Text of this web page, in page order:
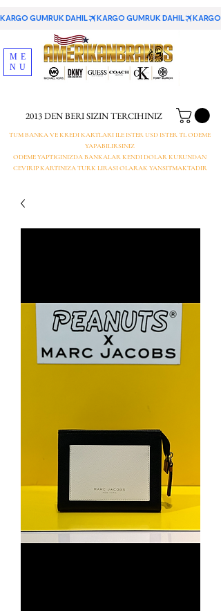
KARGO GUMRUK DAHIL
2013 DEN BERI SIZIN TERCIHINIZ
TUM BANKA VE KREDI KARTLARI ILE ISTER USD ISTER TL ODEME
YAPABILIRSINIZ
ODEME YAPTIGINIZDA BANKALAR KENDI DOLAR KURUNDAN
CEVIRIP KARTINIZA TURK LIRASI OLARAK YANSITMAKTADIR
ME
NU